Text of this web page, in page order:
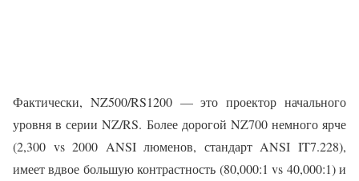
Фактически, NZ500/RS1200 — это проектор начального
уровня в серии NZ/RS. Более дорогой NZ700 немного ярче
(2,300 vs 2000 ANSI люменов, стандарт ANSI IT7.228),
имеет вдвое большую контрастность (80,000:1 vs 40,000:1) и